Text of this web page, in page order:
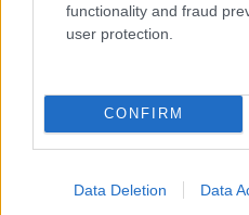
functionality and fraud
user protection.
CONFIRM
Data Deletion Data
Nolcezer kakaós
idei Volt Fesztiválon